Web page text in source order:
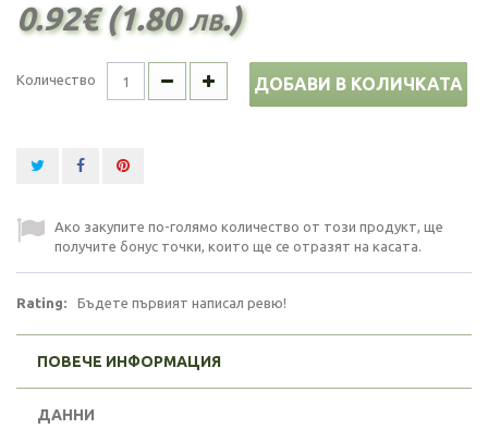
0.92€ (1.80 лв.)
Количество ДОБАВИ В КОЛИЧКАТА
Ако закупите по-голямо количество от този продукт, ще
получите бонус точки, които ще се отразят на касата.
Rating: Бъдете първият написал ревю!
ПОВЕЧЕ ИНФОРМАЦИЯ
ДАННИ